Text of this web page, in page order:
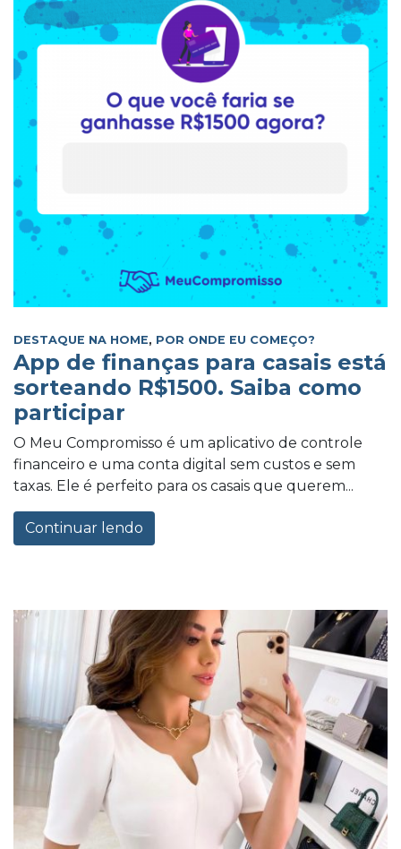
DESTAQUE NA HOME, POR ONDE EU COMEÇO?
App de finanças para casais está
sorteando R$1500. Saiba como
participar
O Meu Compromisso é um aplicativo de controle
financeiro e uma conta digital sem custos e sem
taxas. Ele é perfeito para os casais que querem...
Continuar lendo